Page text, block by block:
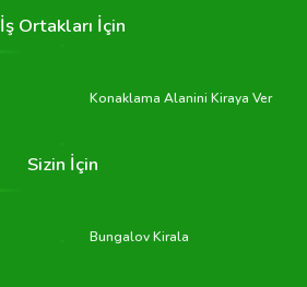
İş Ortakları İçin
Konaklama Alanini Kiraya Ver
Sizin İçin
Bungalov Kirala